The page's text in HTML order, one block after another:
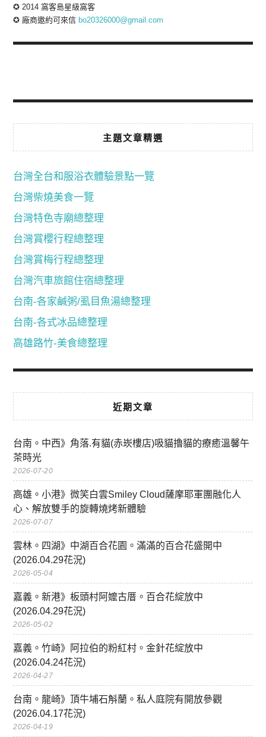
✪ 2014 窩客島星級窩客
✪ 廠商邀約可來信 bo20326000@gmail.com
主題文章精選
台灣全台和服浴衣體驗景點一覽
台灣柴燒美食一覽
台灣特色寺廟總整理
台灣賞櫻行程總整理
台灣賞梅行程總整理
台灣汽車旅館住宿總整理
台南-各家鹹粥/虱目魚湯總整理
台南-各式冰品總整理
高雄路竹-美食總整理
近期文章
台南。中西》角落.有貓(赤崁樓店)吸貓擼貓的療癒溫馨午
茶時光
2026-07-20
高雄。小港》微笑白雲Smiley Cloud薩摩耶軍團融化人
心、解放雙手的旋轉燒烤新體驗
2026-07-07
雲林。四湖》中湖百合花園。滿滿的百合花盛開中
(2026.04.29花況)
2026-05-04
嘉義。新港》板頭村阿嬤古厝。百合花綻放中
(2026.04.29花況)
2026-05-02
嘉義。竹崎》阿拉伯的粉紅村。金針花綻放中
(2026.04.24花況)
2026-04-27
台南。龍崎》頂牛埔石斛蘭。私人庭院有開放參觀
(2026.04.17花況)
2026-04-19